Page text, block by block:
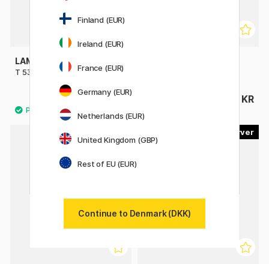
LAMY
T 53 Crystal Ink Blæk
129 KR 79 KR
Finland (EUR)
Ireland (EUR)
France (EUR)
Germany (EUR)
Netherlands (EUR)
United Kingdom (GBP)
Rest of EU (EUR)
Continue to Denmark (DKK)